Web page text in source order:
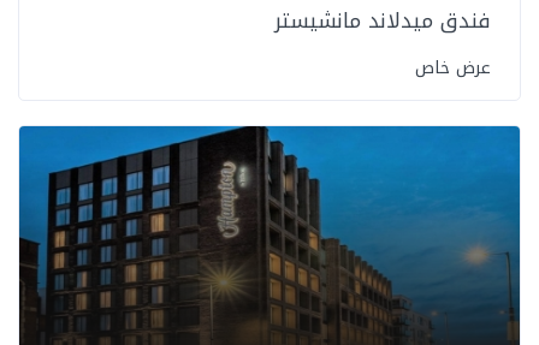
فندق ميدلاند مانشيستر
عرض خاص